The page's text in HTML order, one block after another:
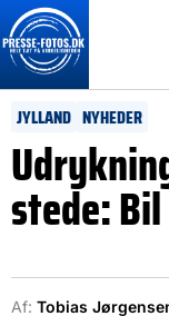
JYLLAND NYHEDER
stede:
Af: Tobias